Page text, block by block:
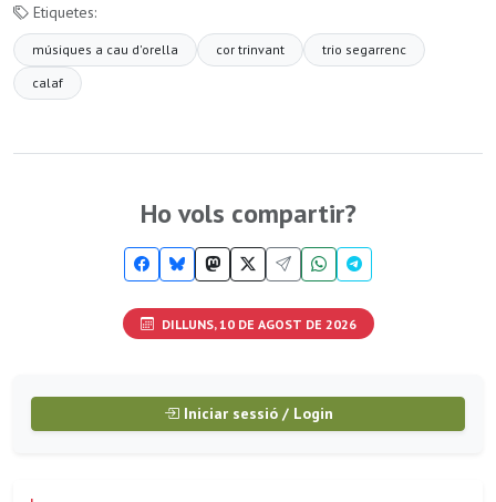
Etiquetes:
músiques a cau d'orella cor trinvant
trio segarrenc
calaf
Ho vols compartir?
DILLUNS, 10 DE AGOST DE 2026
Iniciar sessió / Login